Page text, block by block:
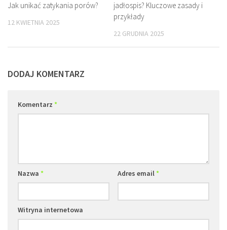
Jak unikać zatykania porów?
12 KWIETNIA 2025
jadłospis? Kluczowe zasady i
przykłady
22 GRUDNIA 2025
DODAJ KOMENTARZ
Komentarz *
Nazwa * Adres email*
Witryna internetowa